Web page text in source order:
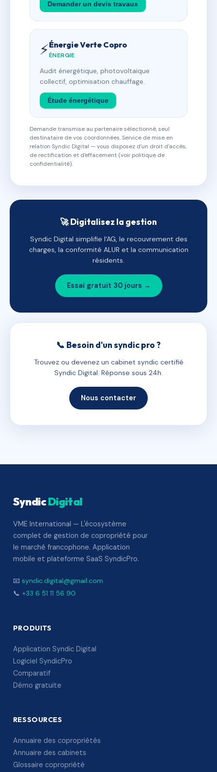
Demander un devis travaux
⚡Énergie Verte Copro
ÉNERGIE
Audit énergétique, photovoltaïque
collectif, optimisation chauffage.
Étude énergétique
Demande transmise au partenaire sélectionné, seul
destinataire de vos coordonnées. Service de mise en
relation Syndic Digital — vous disposez d'un droit d'accès,
de rectification et d'effacement (voir politique de
confidentialité).
🚀 Digitalisez la gestion
Syndic Digital simplifie l'AG, le recouvrement des
charges, la conformité ALUR et la communication
résidents.
Essai gratuit 30 jours →
📞 Besoin d'un syndic pro ?
Trouvez ou devenez un cabinet syndic certifié
Syndic Digital. Réponse sous 24h.
Nous contacter
SyndicDigital
VME International — L'écosystème
complet de gestion de copropriété pour
le marché francophone. Application
mobile et plateforme SaaS SyndicPro.
📧 syndic.digital@gmail.com
📞 +33 6 51 11 56 90
PRODUITS
Application Syndic Digital
Logiciel SyndicPro
Comparatif
Démo gratuite
RESSOURCES
Annuaire des copropriétés
Annuaire des cabinets
Glossaire copropriété